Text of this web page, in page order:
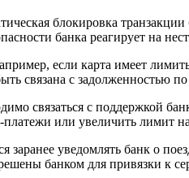
блокировка
банка реагирует на
если карта имеет
связана с задолженностью
связаться с поддержкой
или увеличить лимит
уведомлять банк о
банком для привязки к